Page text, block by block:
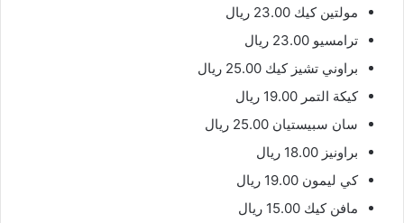
مولتين كيك 23.00 ريال
ترامسيو 23.00 ريال
براوني تشيز كيك 25.00 ريال
كيكة التمر 19.00 ريال
سان سبيستيان 25.00 ريال
براونيز 18.00 ريال
كي ليمون 19.00 ريال
مافن كيك 15.00 ريال